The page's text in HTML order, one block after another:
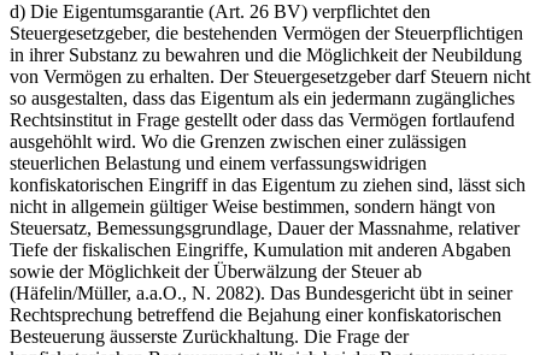
d) Die Eigentumsgarantie (Art. 26 BV) verpflichtet den
Steuergesetzgeber, die bestehenden Vermögen der Steuerpflichtigen
in ihrer Substanz zu bewahren und die Möglichkeit der Neubildung
von Vermögen zu erhalten. Der Steuergesetzgeber darf Steuern nicht
so ausgestalten, dass das Eigentum als ein jedermann zugängliches
Rechtsinstitut in Frage gestellt oder dass das Vermögen fortlaufend
ausgehöhlt wird. Wo die Grenzen zwischen einer zulässigen
steuerlichen Belastung und einem verfassungswidrigen
konfiskatorischen Eingriff in das Eigentum zu ziehen sind, lässt sich
nicht in allgemein gültiger Weise bestimmen, sondern hängt von
Steuersatz, Bemessungsgrundlage, Dauer der Massnahme, relativer
Tiefe der fiskalischen Eingriffe, Kumulation mit anderen Abgaben
sowie der Möglichkeit der Überwälzung der Steuer ab
(Häfelin/Müller, a.a.O., N. 2082). Das Bundesgericht übt in seiner
Rechtsprechung betreffend die Bejahung einer konfiskatorischen
Besteuerung äusserste Zurückhaltung. Die Frage der